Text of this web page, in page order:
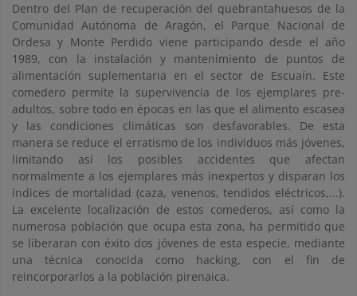
Dentro del Plan de recuperación del quebrantahuesos de la
Comunidad Autónoma de Aragón, el Parque Nacional de
Ordesa y Monte Perdido viene participando desde el año
1989, con la instalación y mantenimiento de puntos de
alimentación suplementaria en el sector de Escuaín. Este
comedero permite la supervivencia de los ejemplares pre-
adultos, sobre todo en épocas en las que el alimento escasea
y las condiciones climáticas son desfavorables. De esta
manera se reduce el erratismo de los individuos más jóvenes,
limitando así los posibles accidentes que afectan
normalmente a los ejemplares más inexpertos y disparan los
índices de mortalidad (caza, venenos, tendidos eléctricos,...).
La excelente localización de estos comederos, así como la
numerosa población que ocupa esta zona, ha permitido que
se liberaran con éxito dos jóvenes de esta especie, mediante
una técnica conocida como hacking, con el fin de
reincorporarlos a la población pirenaica.